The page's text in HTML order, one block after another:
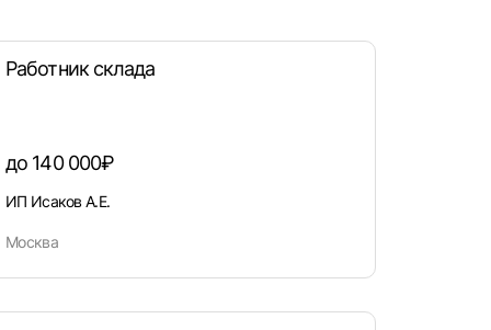
Работник склада
до 140 000₽
ИП Исаков А.Е.
Москва